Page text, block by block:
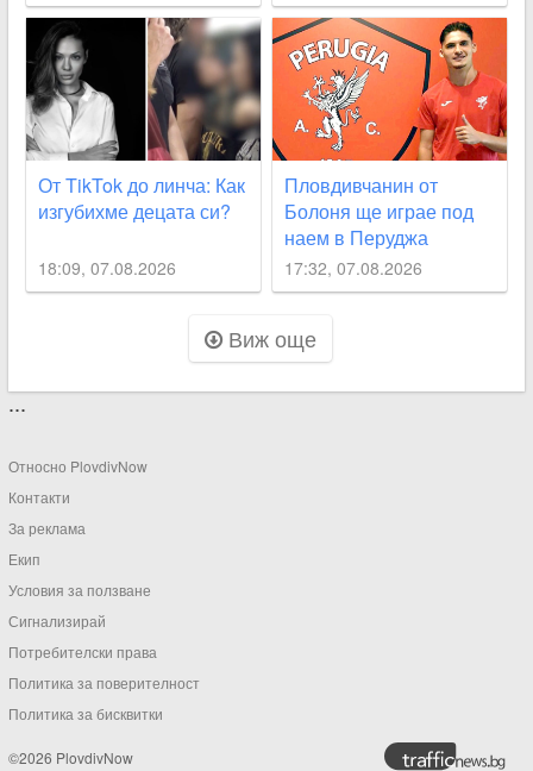
От TikTok до линча: Как
изгубихме децата си?
18:09, 07.08.2026
Пловдивчанин от
Болоня ще играе под
наем в Перуджа
17:32, 07.08.2026
Виж още
...
Относно PlovdivNow
Контакти
За реклама
Екип
Условия за ползване
Сигнализирай
Потребителски права
Политика за поверителност
Политика за бисквитки
©2026 PlovdivNow